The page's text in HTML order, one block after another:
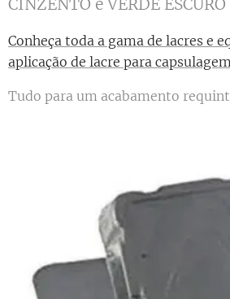
Conheça toda a gama de lacres e
aplicação de lacre para
Tudo para um acabamento